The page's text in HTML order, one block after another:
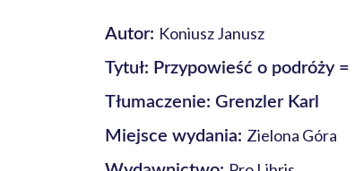
Autor: Koniusz Janusz
Tytuł: Przypowieść o podróży
Tłumaczenie: Grenzler Karl
Miejsce wydania: Zielona Góra